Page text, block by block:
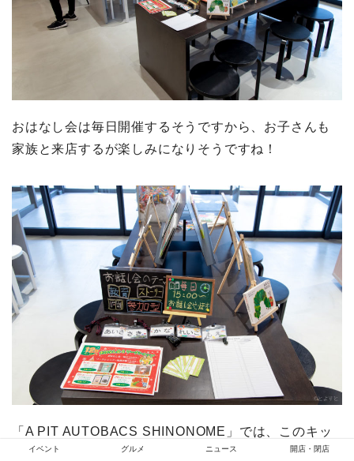
おはなし会は毎日開催するそうですから、お子さんも
家族と来店するが楽しみになりそうですね！
「A PIT AUTOBACS SHINONOME」では、このキッ
ズコーナーをさまざまな体験を通じて子育て世代のマ
イベント グルメ ニュース 開店・閉店